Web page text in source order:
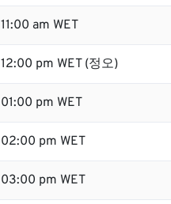
11:00 am WET
12:00 pm WET (정오)
01:00 pm WET
02:00 pm WET
03:00 pm WET